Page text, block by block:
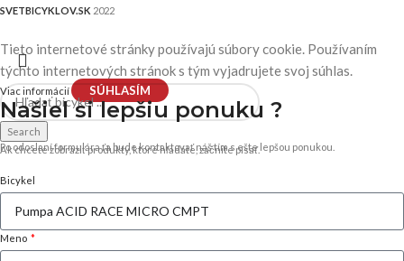
SVETBICYKLOV.SK 2022
Search
Ak chcete zobraziť produkty, ktoré hľadáte, začnite písať.
Tieto internetové stránky používajú súbory cookie. Používaním
týchto internetových stránok s tým vyjadrujete svoj súhlas.
Viac informácií SÚHLASÍM
Našiel silepšiu ponuku ?
Po odoslaní formulára ťa bude kontaktovať náš tím s ešte lepšou ponukou.
Bicykel
Meno